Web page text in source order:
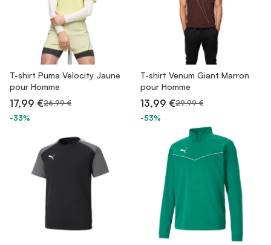
T-shirt Puma Velocity Jaune
pour Homme
17,99 €26,99 €
-33%
T-shirt Venum Giant Marron
pour Homme
13,99 €29,99 €
-53%